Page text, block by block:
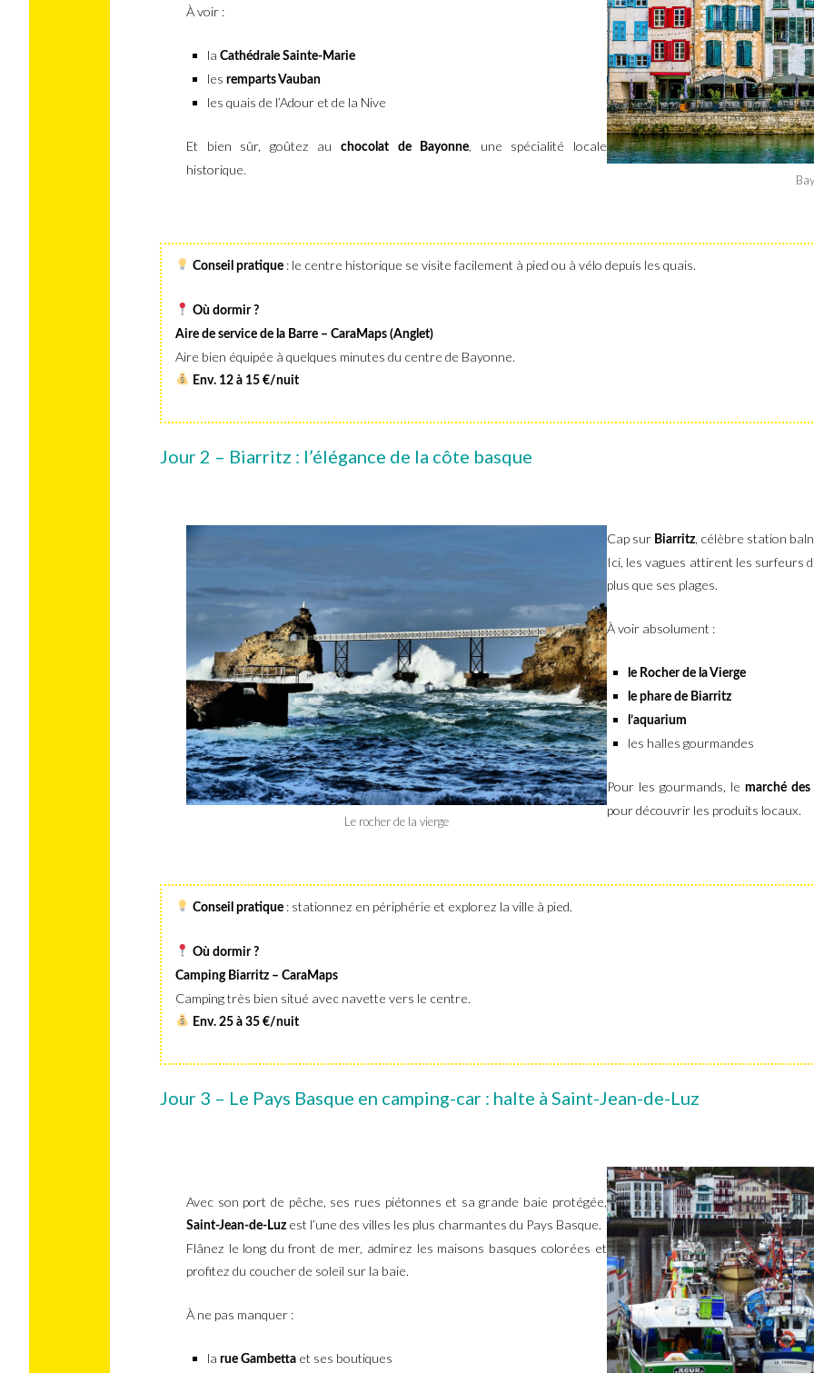
À voir :
laCathédrale Sainte-Marie
lesremparts Vauban
les quais de l’Adour et de la Nive
Et bien sûr, goûtez au chocolat de Bayonne, une spécialité locale
historique.
Conseil pratique : le centre historique se visite facilement à pied ou à vélo depuis les quais.
Où dormir ?
Aire de service de la Barre – CaraMaps (Anglet)
Aire bien équipée à quelques minutes du centre de Bayonne.
Env. 12 à 15 €/nuit
Jour 2 – Biarritz : l’élégance de la côte basque
Le rocher de la vierge
Cap sur Biarritz, célèbre station
Ici, les vagues attirent les surfeurs
plus que ses plages.
À voir absolument :
le Rocher de la Vierge
le phare de Biarritz
l’aquarium
les halles gourmandes
Pour les gourmands, le marché des
pour découvrir les produits locaux.
Conseil pratique : stationnez en périphérie et explorez la ville à pied.
Où dormir ?
Camping Biarritz – CaraMaps
Camping très bien situé avec navette vers le centre.
Env. 25 à 35 €/nuit
Jour 3 – Le Pays Basque en camping-car : halte à Saint-Jean-de-Luz
Avec son port de pêche, ses rues piétonnes et sa grande baie protégée,
Saint-Jean-de-Luz est l’une des villes les plus charmantes du Pays Basque.
Flânez le long du front de mer, admirez les maisons basques colorées et
profitez du coucher de soleil sur la baie.
À ne pas manquer :
larue Gambetta et ses boutiques